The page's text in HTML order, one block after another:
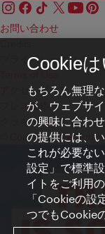
お問い合わせ
プライバシーポリシー
アクセシビリティ
プレス連絡先
クッキーの設定
© Copyright
Cookie
もちろん無理
が、ウェブサ
の興味に合わ
の提供には、
これが必要な
設定」で標準
イトをご利用
「Cookieの設
つでもCookie